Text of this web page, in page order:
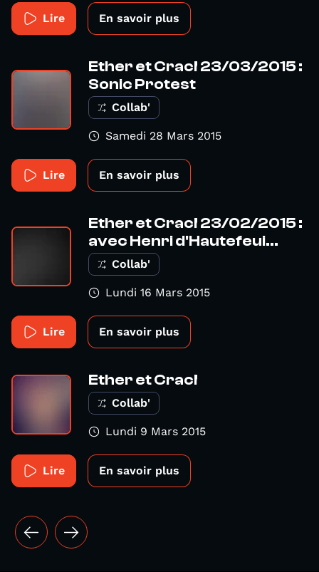
Lire En savoir plus
Ether et Crac! 23/03/2015 :
Sonic Protest
Collab'
Samedi 28 Mars 2015
Lire En savoir plus
Ether et Crac! 23/02/2015 :
avec Henri d'Hautefeui...
Collab'
Lundi 16 Mars 2015
Lire En savoir plus
Ether et Crac!
Collab'
Lundi 9 Mars 2015
Lire En savoir plus